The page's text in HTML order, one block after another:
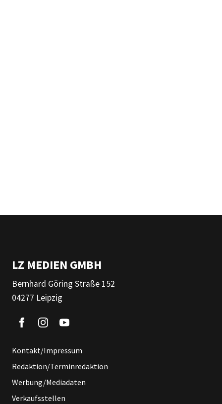
LZ MEDIEN GMBH
Bernhard Göring Straße 152
04277 Leipzig
Kontakt/Impressum
Redaktion/Terminredaktion
Werbung/Mediadaten
Verkaufsstellen